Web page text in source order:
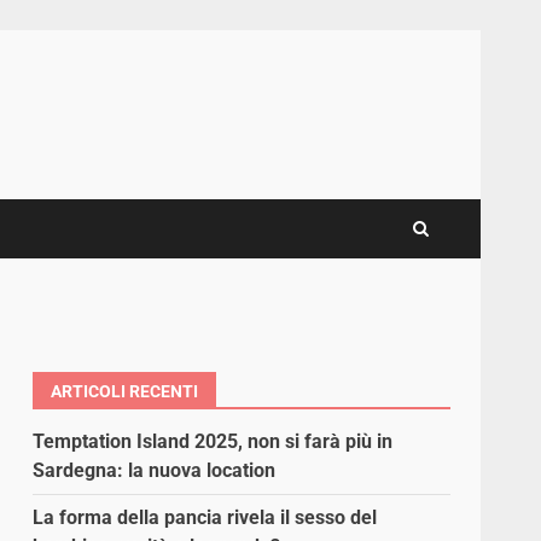
ARTICOLI RECENTI
Temptation Island 2025, non si farà più in
Sardegna: la nuova location
La forma della pancia rivela il sesso del